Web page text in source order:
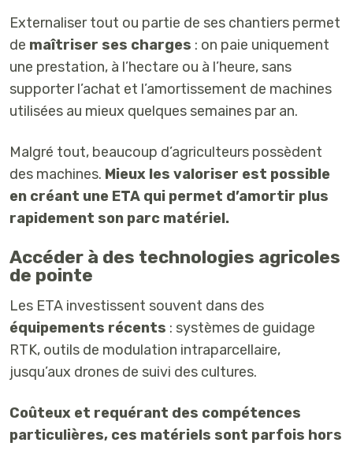
Externaliser tout ou partie de ses chantiers permet
de maîtriser ses charges : on paie uniquement
une prestation, à l’hectare ou à l’heure, sans
supporter l’achat et l’amortissement de machines
utilisées au mieux quelques semaines par an.
Malgré tout, beaucoup d’agriculteurs possèdent
des machines. Mieux les valoriser est possible
en créant une ETA qui permet d’amortir plus
rapidement son parc matériel.
Accéder à des technologies agricoles
de pointe
Les ETA investissent souvent dans des
équipements récents : systèmes de guidage
RTK, outils de modulation intraparcellaire,
jusqu’aux drones de suivi des cultures.
Coûteux et requérant des compétences
particulières, ces matériels sont parfois hors